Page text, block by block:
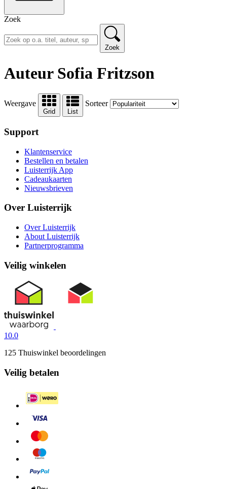
Zoek
Zoek
Auteur Sofia Fritzson
Weergave
Grid List
Sorteer
Support
Klantenservice
Bestellen en betalen
Luisterrijk App
Cadeaukaarten
Nieuwsbrieven
Over Luisterrijk
Over Luisterrijk
About Luisterrijk
Partnerprogramma
Veilig winkelen
10.0
125 Thuiswinkel beoordelingen
Veilig betalen